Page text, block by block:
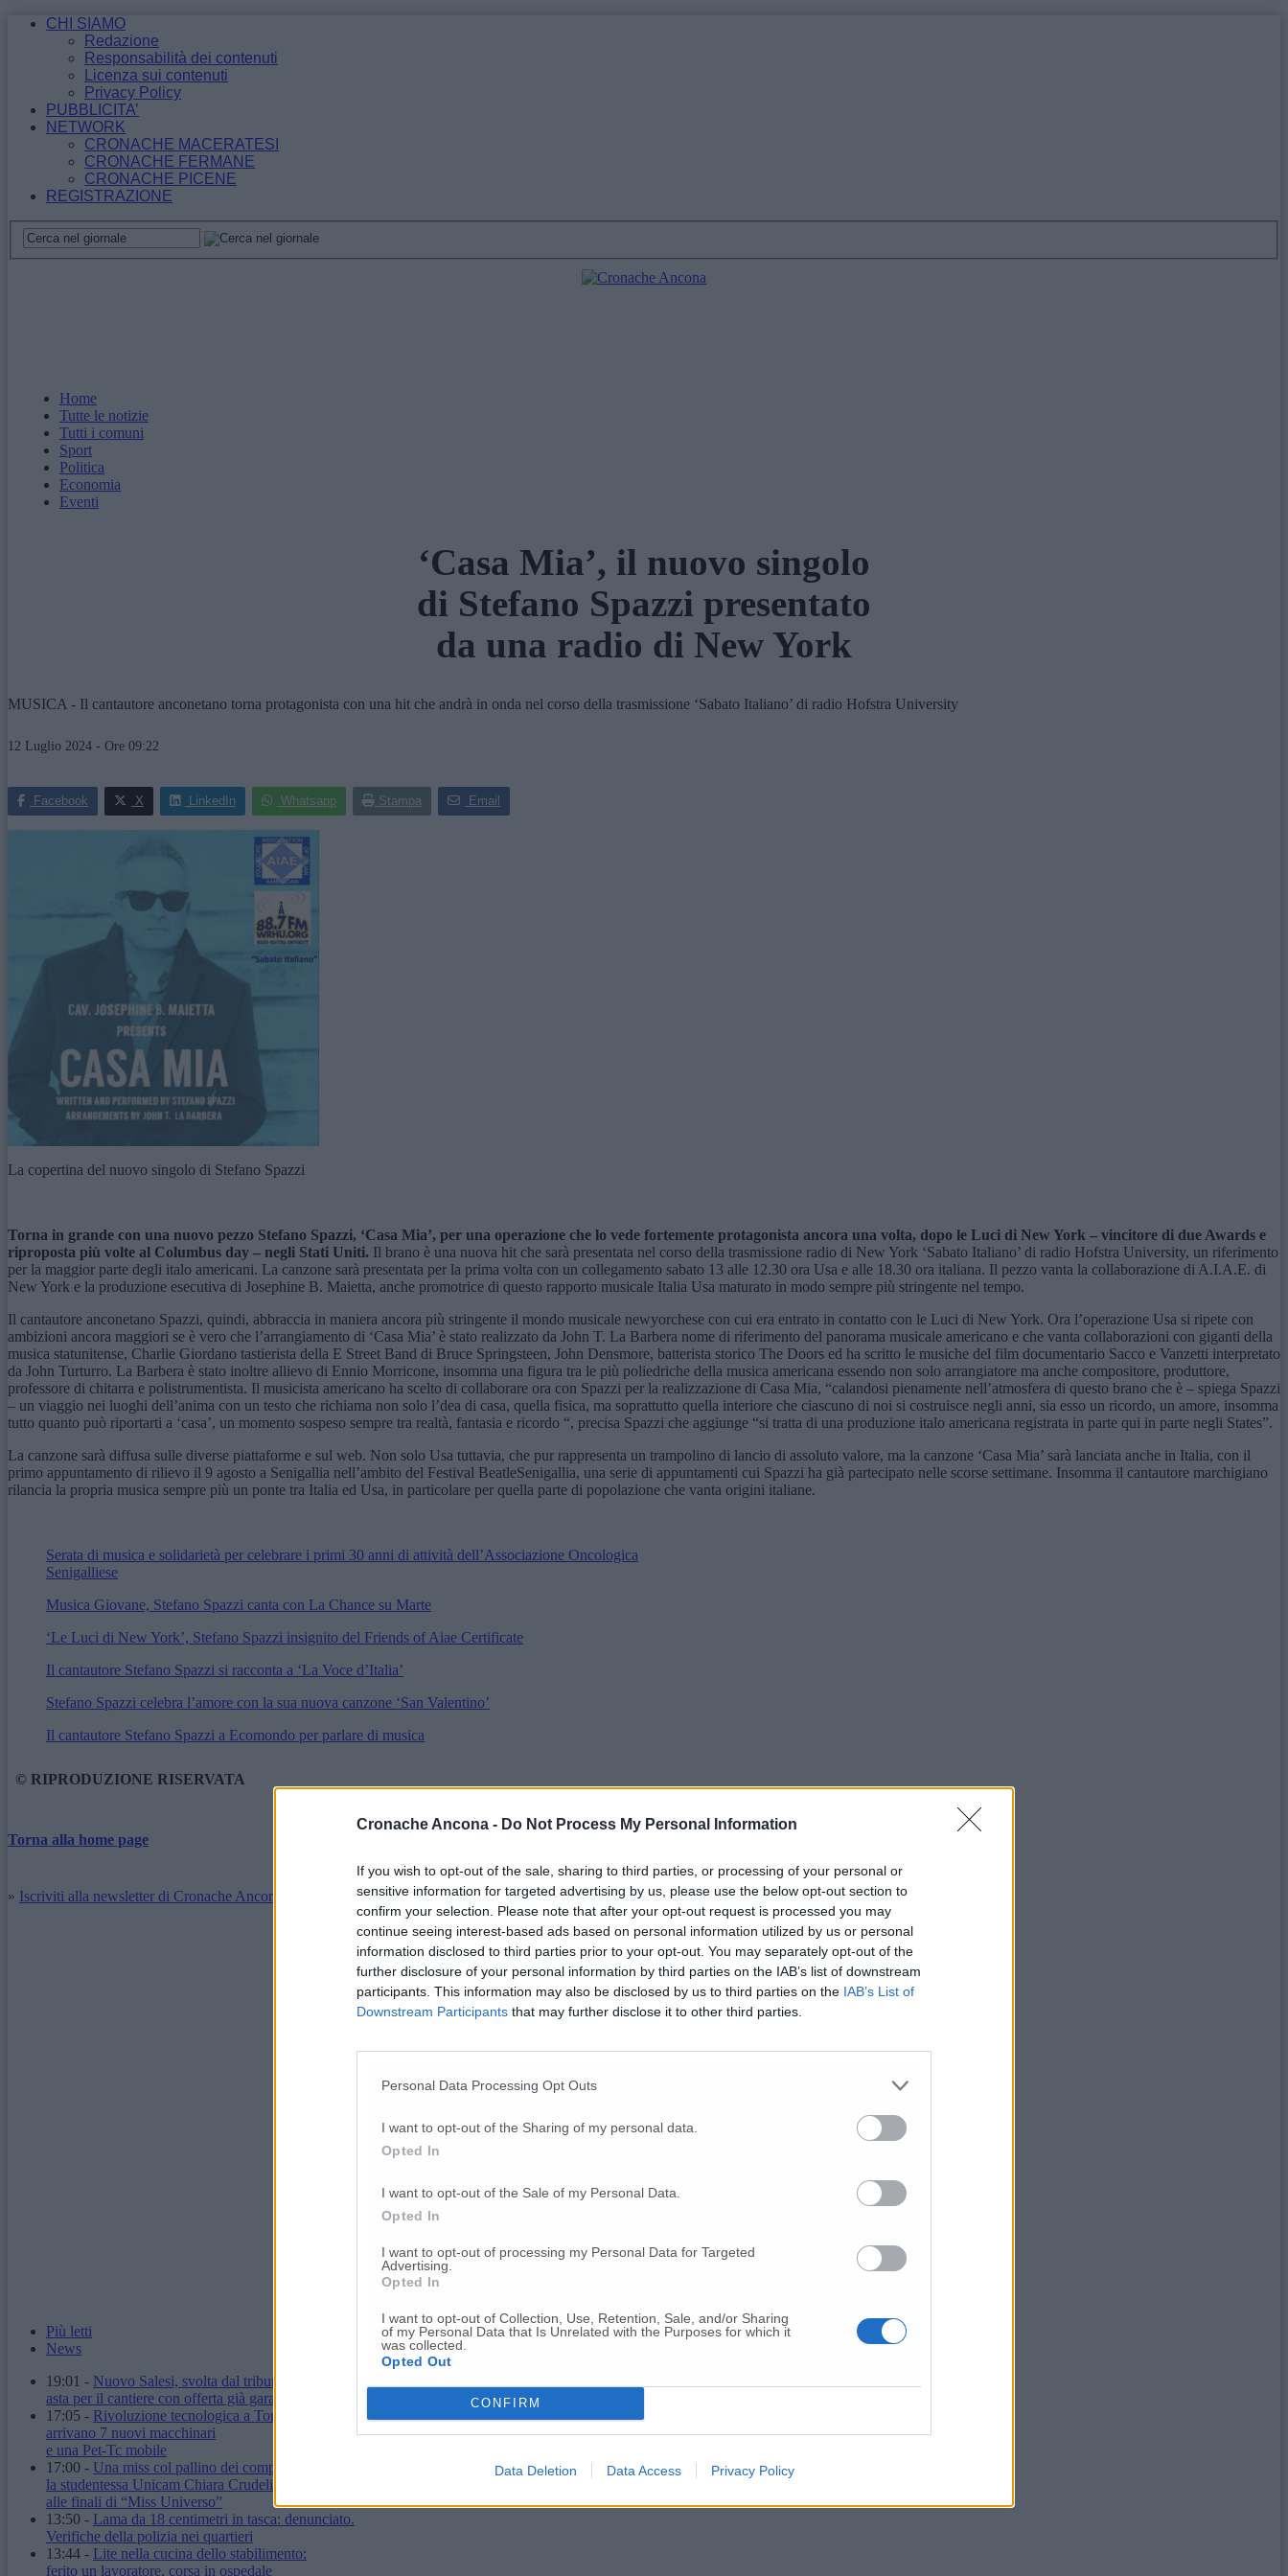
Cronache Ancona - Do Not Process My Personal Information
If you wish to opt-out of the sale, sharing to third parties, or processing of your personal or
sensitive information for targeted advertising by us, please use the below opt-out section to
confirm your selection. Please note that after your opt-out request is processed you may
continue seeing interest-based ads based on personal information utilized by us or personal
information disclosed to third parties prior to your opt-out. You may separately opt-out of the
further disclosure of your personal information by third parties on the IAB’s list of downstream
participants. This information may also be disclosed by us to third parties on the IAB’s List of
Downstream Participants that may further disclose it to other third parties.
Personal Data Processing Opt Outs
I want to opt-out of the Sharing of my personal data.
Opted In
I want to opt-out of the Sale of my Personal Data.
Opted In
I want to opt-out of processing my Personal Data for Targeted
Advertising.
Opted In
I want to opt-out of Collection, Use, Retention, Sale, and/or Sharing
of my Personal Data that Is Unrelated with the Purposes for which it
was collected.
Opted Out
CONFIRM
Data Deletion Data Access Privacy Policy
CHI SIAMO
Redazione
Responsabilità dei contenuti
Licenza sui contenuti
Privacy Policy
PUBBLICITA’
NETWORK
CRONACHE MACERATESI
CRONACHE FERMANE
CRONACHE PICENE
REGISTRAZIONE
Home
Tutte le notizie
Tutti i comuni
Sport
Politica
Economia
Eventi
‘Casa Mia’, il nuovo singolo
di Stefano Spazzi presentato
da una radio di New York
MUSICA - Il cantautore anconetano torna protagonista con una hit che andrà in onda nel corso della trasmissione ‘Sabato Italiano’ di radio Hofstra University
12 Luglio 2024 - Ore 09:22
Facebook X LinkedIn Whatsapp Stampa Email
La copertina del nuovo singolo di Stefano Spazzi
Torna in grande con una nuovo pezzo Stefano Spazzi, ‘Casa Mia’, per una operazione che lo vede fortemente protagonista ancora una volta, dopo le Luci di New York – vincitore di due Awards e
riproposta più volte al Columbus day – negli Stati Uniti. Il brano è una nuova hit che sarà presentata nel corso della trasmissione radio di New York ‘Sabato Italiano’ di radio Hofstra University, un riferimento
per la maggior parte degli italo americani. La canzone sarà presentata per la prima volta con un collegamento sabato 13 alle 12.30 ora Usa e alle 18.30 ora italiana. Il pezzo vanta la collaborazione di A.I.A.E. di
New York e la produzione esecutiva di Josephine B. Maietta, anche promotrice di questo rapporto musicale Italia Usa maturato in modo sempre più stringente nel tempo.
Il cantautore anconetano Spazzi, quindi, abbraccia in maniera ancora più stringente il mondo musicale newyorchese con cui era entrato in contatto con le Luci di New York. Ora l’operazione Usa si ripete con
ambizioni ancora maggiori se è vero che l’arrangiamento di ‘Casa Mia’ è stato realizzato da John T. La Barbera nome di riferimento del panorama musicale americano e che vanta collaborazioni con giganti della
musica statunitense, Charlie Giordano tastierista della E Street Band di Bruce Springsteen, John Densmore, batterista storico The Doors ed ha scritto le musiche del film documentario Sacco e Vanzetti interpretato
da John Turturro. La Barbera è stato inoltre allievo di Ennio Morricone, insomma una figura tra le più poliedriche della musica americana essendo non solo arrangiatore ma anche compositore, produttore,
professore di chitarra e polistrumentista. Il musicista americano ha scelto di collaborare ora con Spazzi per la realizzazione di Casa Mia, “calandosi pienamente nell’atmosfera di questo brano che è – spiega Spazzi
– un viaggio nei luoghi dell’anima con un testo che richiama non solo l’dea di casa, quella fisica, ma soprattutto quella interiore che ciascuno di noi si costruisce negli anni, sia esso un ricordo, un amore, insomma
tutto quanto può riportarti a ‘casa’, un momento sospeso sempre tra realtà, fantasia e ricordo “, precisa Spazzi che aggiunge “si tratta di una produzione italo americana registrata in parte qui in parte negli States”.
La canzone sarà diffusa sulle diverse piattaforme e sul web. Non solo Usa tuttavia, che pur rappresenta un trampolino di lancio di assoluto valore, ma la canzone ‘Casa Mia’ sarà lanciata anche in Italia, con il
primo appuntamento di rilievo il 9 agosto a Senigallia nell’ambito del Festival BeatleSenigallia, una serie di appuntamenti cui Spazzi ha già partecipato nelle scorse settimane. Insomma il cantautore marchigiano
rilancia la propria musica sempre più un ponte tra Italia ed Usa, in particolare per quella parte di popolazione che vanta origini italiane.
Serata di musica e solidarietà per celebrare i primi 30 anni di attività dell’Associazione Oncologica
Senigalliese
Musica Giovane, Stefano Spazzi canta con La Chance su Marte
‘Le Luci di New York’, Stefano Spazzi insignito del Friends of Aiae Certificate
Il cantautore Stefano Spazzi si racconta a ‘La Voce d’Italia’
Stefano Spazzi celebra l’amore con la sua nuova canzone ‘San Valentino’
Il cantautore Stefano Spazzi a Ecomondo per parlare di musica
© RIPRODUZIONE RISERVATA
Torna alla home page
» Iscriviti alla newsletter di Cronache Ancona
Più letti
News
19:01 - Nuovo Salesi, svolta dal tribunale:
asta per il cantiere con offerta già garantita
17:05 - Rivoluzione tecnologica a Torrette:
arrivano 7 nuovi macchinari
e una Pet-Tc mobile
17:00 - Una miss col pallino dei computer:
la studentessa Unicam Chiara Crudeli
alle finali di “Miss Universo”
13:50 - Lama da 18 centimetri in tasca: denunciato.
Verifiche della polizia nei quartieri
13:44 - Lite nella cucina dello stabilimento:
ferito un lavoratore, corsa in ospedale